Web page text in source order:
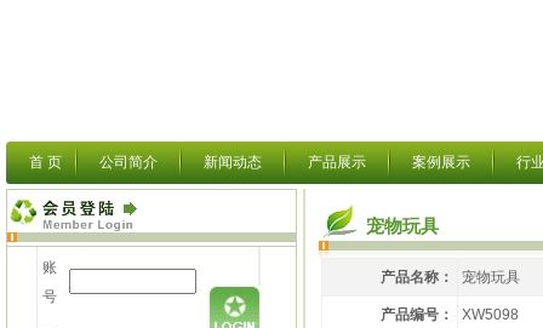
首 页 公司简介 新闻动态 产品展示 案例展示 行
账
号
宠物玩具
产品名称： 宠物玩具
产品编号： XW5098